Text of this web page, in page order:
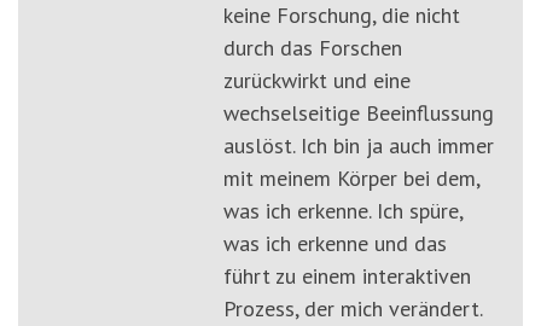
keine Forschung, die nicht
durch das Forschen
zurückwirkt und eine
wechselseitige Beeinflussung
auslöst. Ich bin ja auch immer
mit meinem Körper bei dem,
was ich erkenne. Ich spüre,
was ich erkenne und das
führt zu einem interaktiven
Prozess, der mich verändert.